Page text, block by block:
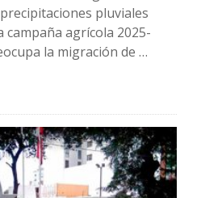
pluviales
campaña agrícola 2025-
la migración de …